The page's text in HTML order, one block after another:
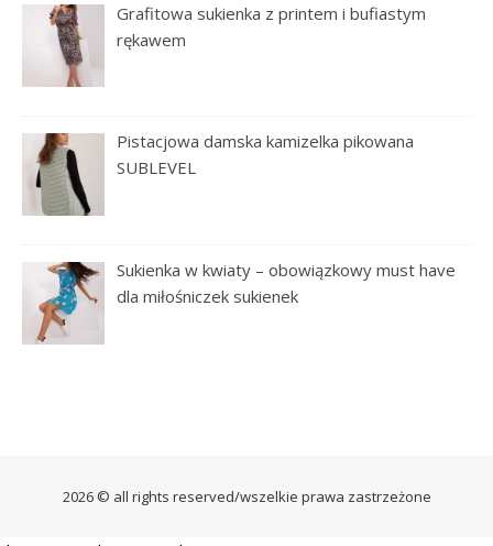
Grafitowa sukienka z printem i bufiastym
rękawem
Pistacjowa damska kamizelka pikowana
SUBLEVEL
Sukienka w kwiaty – obowiązkowy must have
dla miłośniczek sukienek
2026 © all rights reserved/wszelkie prawa zastrzeżone